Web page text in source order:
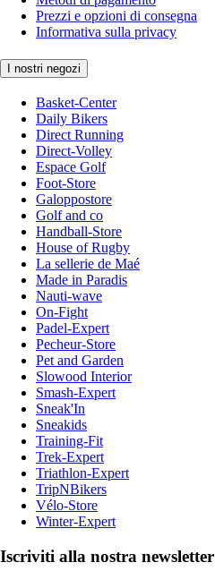
Prezzi e opzioni di consegna
Informativa sulla privacy
I nostri negozi
Basket-Center
Daily Bikers
Direct Running
Direct-Volley
Espace Golf
Foot-Store
Galoppostore
Golf and co
Handball-Store
House of Rugby
La sellerie de Maé
Made in Paradis
Nauti-wave
On-Fight
Padel-Expert
Pecheur-Store
Pet and Garden
Slowood Interior
Smash-Expert
Sneak'In
Sneakids
Training-Fit
Trek-Expert
Triathlon-Expert
TripNBikers
Vélo-Store
Winter-Expert
Iscriviti alla nostra newsletter